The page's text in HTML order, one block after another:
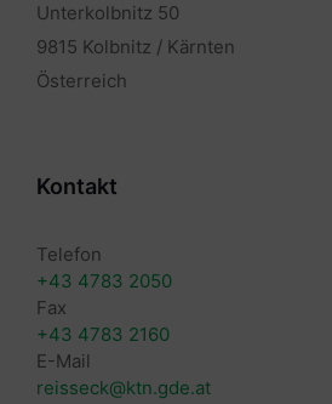
Unterkolbnitz 50
9815 Kolbnitz / Kärnten
Österreich
Kontakt
Telefon
+43 4783 2050
Fax
+43 4783 2160
E-Mail
reisseck@ktn.gde.at